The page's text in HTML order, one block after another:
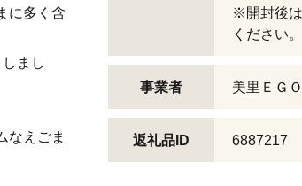
に多く含
まし
なえごま
※開封後
ください。
事業者 美里ＥＧ
返礼品ID 6887217